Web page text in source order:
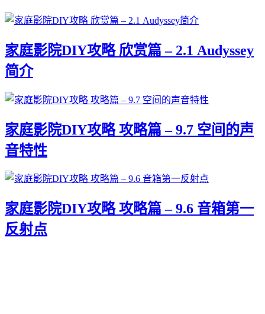
家庭影院DIY攻略 欣赏篇 – 2.1 Audyssey
简介
家庭影院DIY攻略 攻略篇 – 9.7 空间的声
音特性
家庭影院DIY攻略 攻略篇 – 9.6 音箱第一
反射点